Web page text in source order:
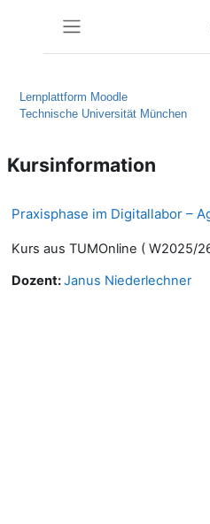
Lernplattform Moodle
Technische Universität München
Kursinformation
Praxisphase im Digitallabor –
Kurs aus TUMOnline ( W2025/
Dozent:Janus Niederlechner